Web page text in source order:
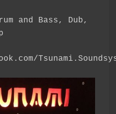
and Bass, Dub,